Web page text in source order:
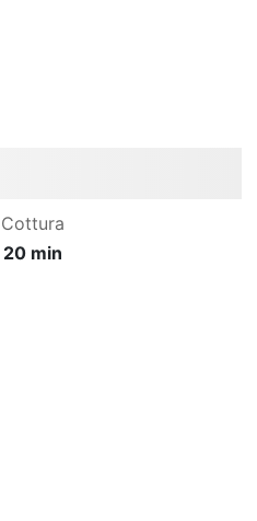
Cottura
20 min